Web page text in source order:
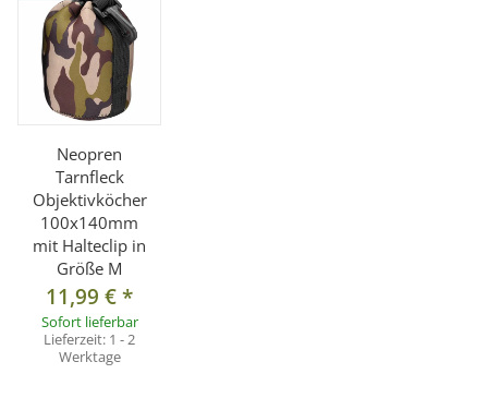
Neopren
Tarnfleck
Objektivköcher
100x140mm
mit Halteclip in
Größe M
11,99 €*
Sofort lieferbar
Lieferzeit: 1 - 2
Werktage